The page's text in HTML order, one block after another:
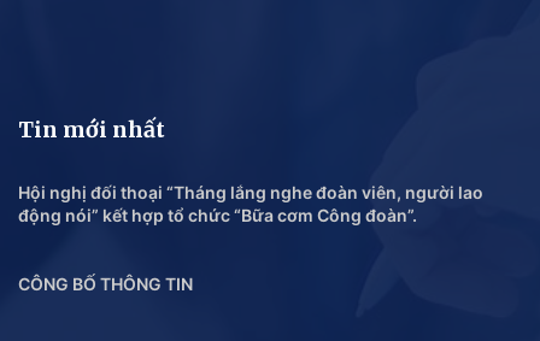
Tin mới nhất
Hội nghị đối thoại “Tháng lắng nghe đoàn viên, người lao
động nói” kết hợp tổ chức “Bữa cơm Công đoàn”.
CÔNG BỐ THÔNG TIN